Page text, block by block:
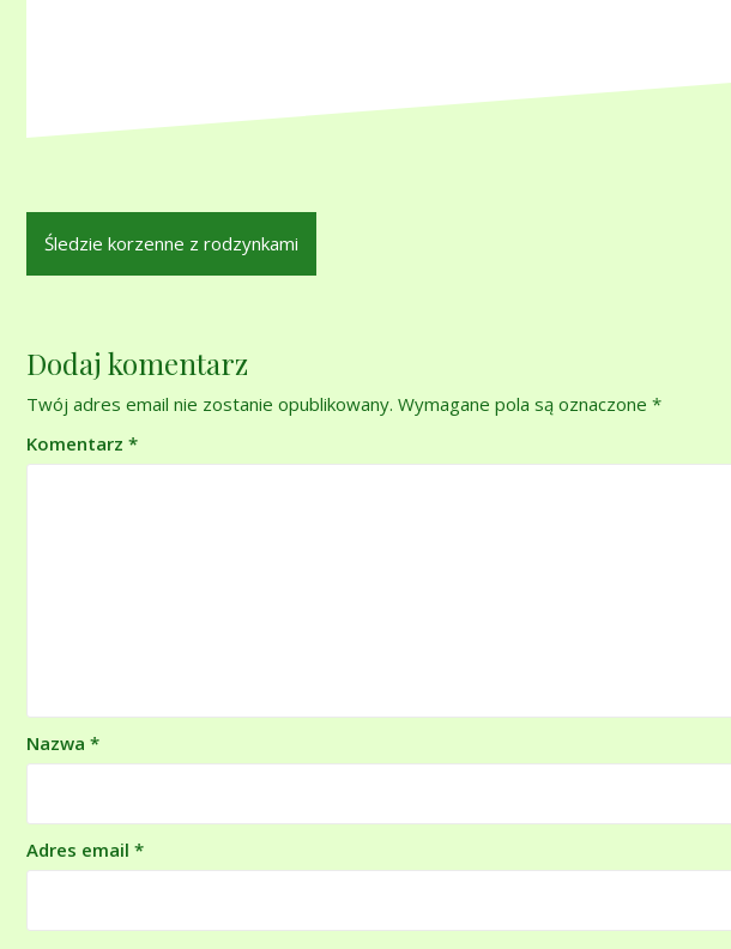
Nawigacja
wpisu
Śledzie korzenne z rodzynkami
Dodaj komentarz
Twój adres email nie zostanie opublikowany. Wymagane pola są oznaczone *
Komentarz *
Nazwa *
Adres email *